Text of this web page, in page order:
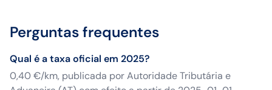
Perguntas frequentes
Qual é a taxa oficial em 2025?
0,40 €/km, publicada por Autoridade Tributária e